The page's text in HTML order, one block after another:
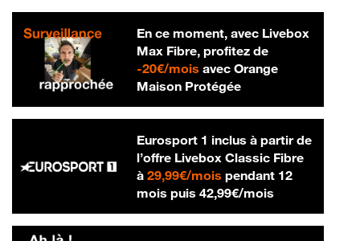
En ce moment, avec Livebox
Max Fibre, profitez de
-20€/mois20 € par mois
avec Orange
Maison Protégée
Eurosport 1 inclus à partir de
l’offre Livebox Classic Fibre
à 29,99€/mois29,99 € par mois
pendant 12
mois puis 42,99€/mois42,99 € par